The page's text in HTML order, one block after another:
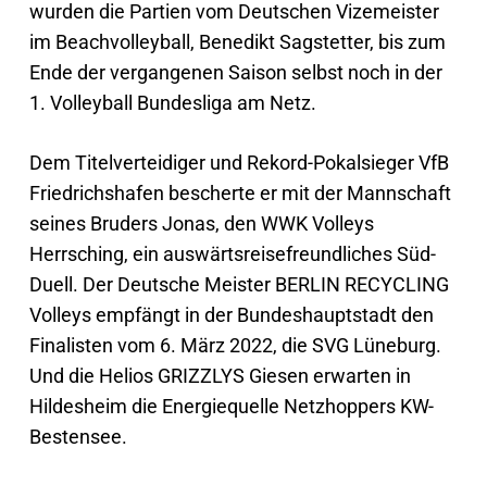
wurden die Partien vom Deutschen Vizemeister
im Beachvolleyball, Benedikt Sagstetter, bis zum
Ende der vergangenen Saison selbst noch in der
1. Volleyball Bundesliga am Netz.
Dem Titelverteidiger und Rekord-Pokalsieger VfB
Friedrichshafen bescherte er mit der Mannschaft
seines Bruders Jonas, den WWK Volleys
Herrsching, ein auswärtsreisefreundliches Süd-
Duell. Der Deutsche Meister BERLIN RECYCLING
Volleys empfängt in der Bundeshauptstadt den
Finalisten vom 6. März 2022, die SVG Lüneburg.
Und die Helios GRIZZLYS Giesen erwarten in
Hildesheim die Energiequelle Netzhoppers KW-
Bestensee.